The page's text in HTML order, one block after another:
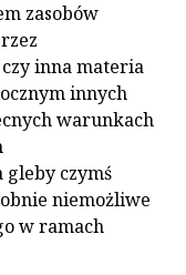
zasobów
inna materia
innych
warunkach
czymś
niemożliwe
w ramach